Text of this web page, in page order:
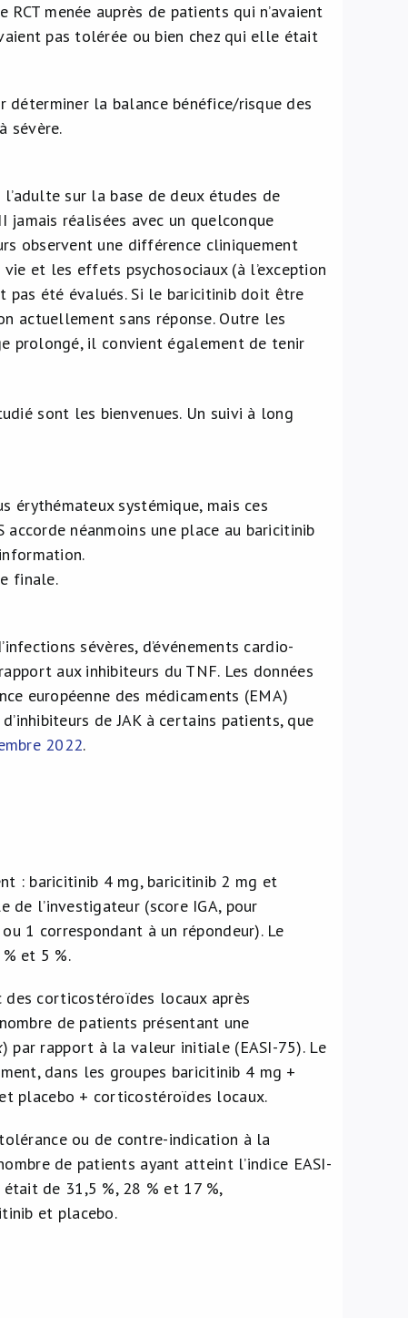
menée auprès de patients qui n’avaient
pas tolérée ou bien chez qui elle était
déterminer la balance bénéfice/risque des
sévère.
sur la base de deux études de
jamais réalisées avec un quelconque
observent une différence cliniquement
et les effets psychosociaux (à l’exception
pas été évalués. Si le baricitinib doit être
actuellement sans réponse. Outre les
prolongé, il convient également de tenir
sont les bienvenues. Un suivi à long
érythémateux systémique, mais ces
accorde néanmoins une place au baricitinib
finale.
sévères, d’événements cardio-
aux inhibiteurs du TNF. Les données
européenne des médicaments (EMA)
de JAK à certains patients, que
2022.
: baricitinib 4 mg, baricitinib 2 mg et
de l’investigateur (score IGA, pour
1 correspondant à un répondeur). Le
et 5 %.
des corticostéroïdes locaux après
de patients présentant une
) par rapport à la valeur initiale (EASI-75). Le
dans les groupes baricitinib 4 mg +
placebo + corticostéroïdes locaux.
ou de contre-indication à la
de patients ayant atteint l’indice EASI-
de 31,5 %, 28 % et 17 %,
et placebo.